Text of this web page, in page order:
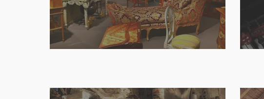
en savoir plus